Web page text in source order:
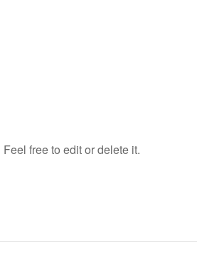
free to edit or delete it.